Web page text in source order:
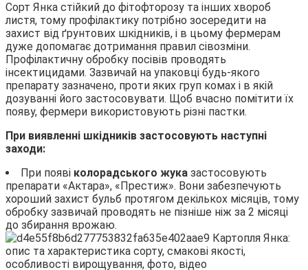
Сорт Янка стійкий до фітофторозу та інших хвороб
листя, тому профілактику потрібно зосередити на
захист від ґрунтових шкідників, і в цьому фермерам
дуже допомагає дотримання правил сівозміни.
Профілактичну обробку посівів проводять
інсектицидами. Зазвичай на упаковці будь-якого
препарату зазначено, проти яких груп комах і в якій
дозуванні його застосовувати. Щоб вчасно помітити їх
появу, фермери використовують різні пастки.
При виявленні шкідників застосовують наступні
заходи:
При появі колорадського жука застосовують
препарати «Актара», «Престиж». Вони забезпечують
хороший захист бульб протягом декількох місяців, тому
обробку зазвичай проводять не пізніше ніж за 2 місяці
до збирання врожаю.